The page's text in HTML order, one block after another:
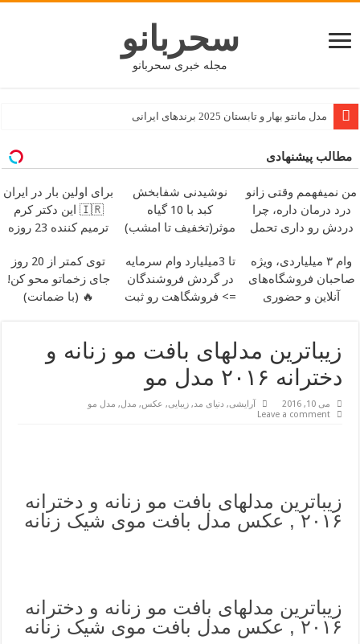
سحربانو
مجله خبری سحربانو
مدل مانتو بهار و تابستان 2025 برندهای ایرانی
جدید ترین مدل های پافر زنانه و دخترانه کوتاه و بلند
بهترین کسب و کار و شغل های نیمه وقت مناسب دانشجویان
نکات بسیار ضروری قبل از اجاره یا خرید آپارتمان
طرز تهیه پیتزا مخلوط خانگی و خوشمزه
طرز تهیه سالاد لوبیا،مناسب افراد دیابتی / انواع غذا مخصوص افراد دیابتی
آموزش غذا برداشتن با چاپستیک (چوب های چینی)
مطالب پیشنهادی
من نمیفهمم وقتی زانو
درد درمان داره، چرا
دردش رو داری تحمل
نوشیدنی شفابخش
کبد با 10 گیاه
موثر(تخفیف تا امشب)
برای اولین بار در ایران
🇮🇷 این دکتر کرم
ترمیم کننده 23 روزه
وام ۳ میلیاردی، ویژه
صاحبان فروشگاه‌های
آنلاین و حضوری
تا 3میلیارد وام سرمایه
در گردش فروشندگان
=> فروشگاهت رو ثبت
توی کمتر از 20 روز
جای زخماتو محو کن!
🔥 (با ضمانت)
زیباترین مدلهای بافت مو زنانه و
دخترانه ۲۰۱۶ مدل مو
می 10, 2016 آرایشی, دنیای مد,زیبایی, عکس, مدل, مدل مو
Leave a comment
زیباترین مدلهای بافت مو زنانه و دخترانه
۲۰۱۶ , عکس مدل بافت موی شیک زنانه
زیباترین مدلهای بافت مو زنانه و دخترانه
۲۰۱۶ , عکس مدل بافت موی شیک زنانه